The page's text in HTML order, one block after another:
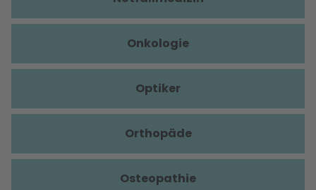
Onkologie
Optiker
Orthopäde
Osteopathie